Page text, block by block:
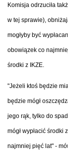
Komisja odrzuciła
w tej sprawie),
mogłyby być
obowiązek co
środki z IKZE.
"Jeżeli ktoś będzie
będzie mógł
jego rąk, tylko do
mógł wypłacić
najmniej pięć lat" -